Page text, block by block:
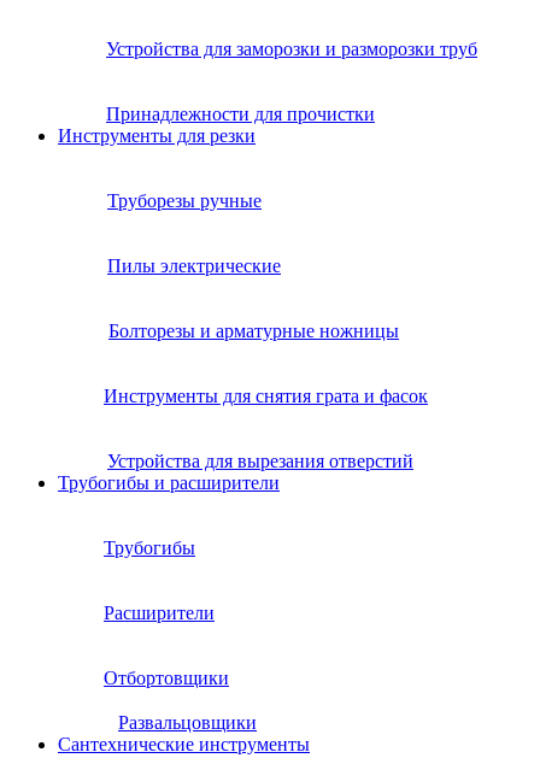
Устройства для заморозки и разморозки труб
Принадлежности для прочистки
Инструменты для резки
Труборезы ручные
Пилы электрические
Болторезы и арматурные ножницы
Инструменты для снятия грата и фасок
Устройства для вырезания отверстий
Трубогибы и расширители
Трубогибы
Расширители
Отбортовщики
Развальцовщики
Сантехнические инcтрументы